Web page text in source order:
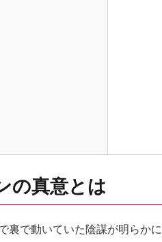
の真意とは
裏で動いていた陰謀が明らか